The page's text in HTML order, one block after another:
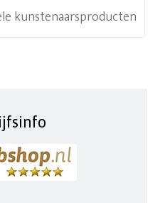
kunstenaarsproducten